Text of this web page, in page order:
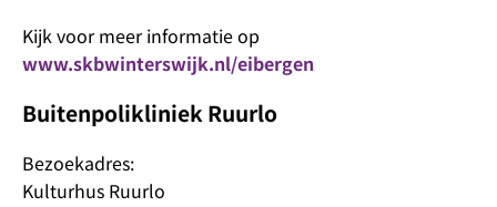
Kijk voor meer informatie op
www.skbwinterswijk.nl/eibergen
Buitenpolikliniek Ruurlo
Bezoekadres:
Kulturhus Ruurlo